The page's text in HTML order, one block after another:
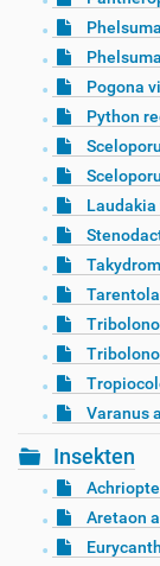
Pogona
Python
Varanus
Insekten
Aretaon